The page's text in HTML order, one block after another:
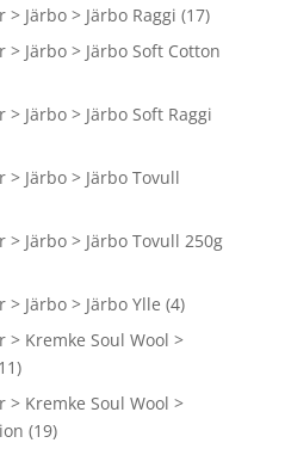
Järbo > Järbo Raggi (17)
Järbo > Järbo Soft Cotton
Järbo > Järbo Soft Raggi
Järbo > Järbo Tovull
Järbo > Järbo Tovull 250g
Järbo > Järbo Ylle (4)
> Kremke Soul Wool >
> Kremke Soul Wool >
(19)